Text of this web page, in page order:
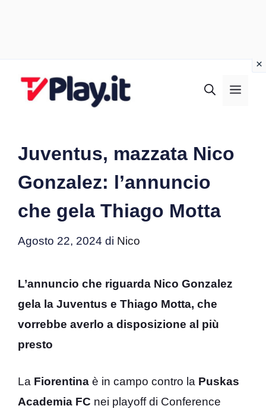
Juventus, mazzata Nico
Gonzalez: l’annuncio
che gela Thiago Motta
Agosto 22, 2024 di Nico
L’annuncio che riguarda Nico Gonzalez
gela la Juventus e Thiago Motta, che
vorrebbe averlo a disposizione al più
presto
La Fiorentina è in campo contro la Puskas
Academia FC nei playoff di Conference